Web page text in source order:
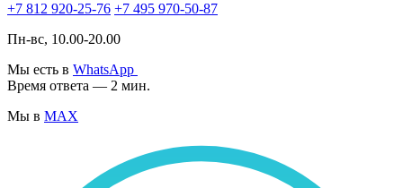
+7 812 920-25-76 +7 495 970-50-87
Пн-вс, 10.00-20.00
Мы есть в WhatsApp
Время ответа — 2 мин.
Мы в MAX